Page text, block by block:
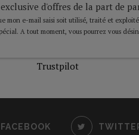
d'offres de la part de
mon e-mail saisi soit utilisé, traité et
A tout moment, vous pourrez vous
Trustpilot
FACEBOOK